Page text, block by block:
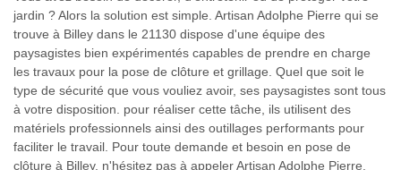
jardin ? Alors la solution est simple. Artisan Adolphe Pierre qui se
trouve à Billey dans le 21130 dispose d'une équipe des
paysagistes bien expérimentés capables de prendre en charge
les travaux pour la pose de clôture et grillage. Quel que soit le
type de sécurité que vous vouliez avoir, ses paysagistes sont tous
à votre disposition. pour réaliser cette tâche, ils utilisent des
matériels professionnels ainsi des outillages performants pour
faciliter le travail. Pour toute demande et besoin en pose de
clôture à Billey, n'hésitez pas à appeler Artisan Adolphe Pierre.